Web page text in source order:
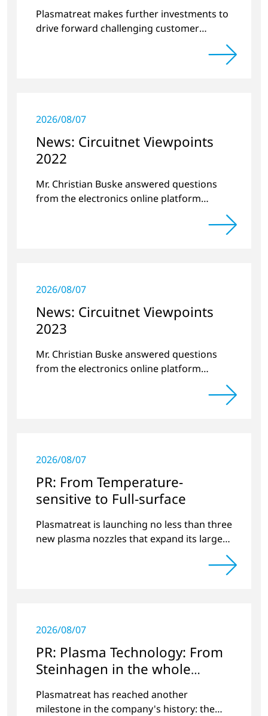
surface treatment
Plasmatreat makes further investments to
drive forward challenging customer
2026/08/07
News: Circuitnet Viewpoints
2022
Mr. Christian Buske answered questions
from the electronics online platform
Circuitnet regarding a review of 2021 and a
2026/08/07
News: Circuitnet Viewpoints
2023
Mr. Christian Buske answered questions
from the electronics online platform
Circuitnet regarding a review of 2022 and a
2026/08/07
PR: From Temperature-
sensitive to Full-surface
Plasmatreat is launching no less than three
new plasma nozzles that expand its large
2026/08/07
PR: Plasma Technology: From
Steinhagen in the whole
World
Plasmatreat has reached another
milestone in the company's history: the